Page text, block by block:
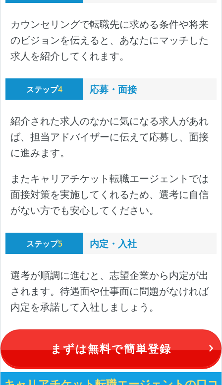
カウンセリングで転職先に求める条件や将来
のビジョンを伝えると、あなたにマッチした
求人を紹介してくれます。
ステップ4 応募・面接
紹介された求人のなかに気になる求人があれ
ば、担当アドバイザーに伝えて応募し、面接
に進みます。
またキャリアチケット転職エージェントでは
面接対策を実施してくれるため、選考に自信
がない方でも安心してください。
ステップ5 内定・入社
選考が順調に進むと、志望企業から内定が出
されます。待遇面や仕事面に問題がなければ
内定を承諾して入社しましょう。
まずは無料で簡単登録